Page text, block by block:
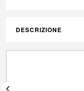
DESCRIZIONE